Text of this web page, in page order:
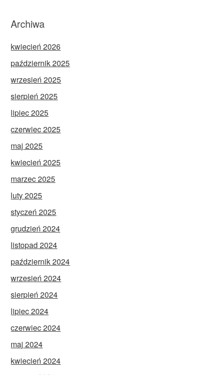
Archiwa
kwiecień 2026
październik 2025
wrzesień 2025
sierpień 2025
lipiec 2025
czerwiec 2025
maj 2025
kwiecień 2025
marzec 2025
luty 2025
styczeń 2025
grudzień 2024
listopad 2024
październik 2024
wrzesień 2024
sierpień 2024
lipiec 2024
czerwiec 2024
maj 2024
kwiecień 2024